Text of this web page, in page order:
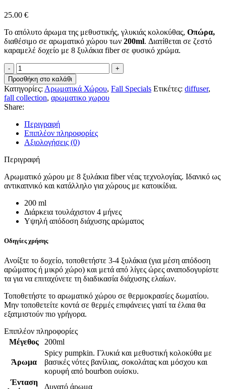
25.00 €
Το απόλυτο άρωμα της μεθυστικής, γλυκιάς κολοκύθας, Οπώρα,
διαθέσιμο σε αρωματικό χώρου των 200ml. Διατίθεται σε ζεστό
καραμελέ δοχείο με 8 ξυλάκια fiber σε φυσικό χρώμα.
Οπώρα
Αρωματικό
Χώρου
200ml
ποσότητα
Προσθήκη στο καλάθι
Κατηγορίες: Αρωματικά Χώρου, Fall Specials Ετικέτες: diffuser,
fall collection, αρωματικο χωρου
Share:
Περιγραφή
Επιπλέον πληροφορίες
Αξιολογήσεις (0)
Περιγραφή
Αρωματικό χώρου με 8 ξυλάκια fiber νέας τεχνολογίας. Ιδανικό ως
αντικαπνικό και κατάλληλο για χώρους με κατοικίδια.
200 ml
Διάρκεια τουλάχιστον 4 μήνες
Υψηλή απόδοση διάχυσης αρώματος
Οδηγίες χρήσης
Ανοίξτε το δοχείο, τοποθετήστε 3-4 ξυλάκια (για μέση απόδοση
αρώματος ή μικρό χώρο) και μετά από λίγες ώρες αναποδογυρίστε
τα για να επιταχύνετε τη διαδικασία διάχυσης ελαίων.
Τοποθετήστε το αρωματικό χώρου σε θερμοκρασίες δωματίου.
Μην τοποθετείτε κοντά σε θερμές επιφάνειες γιατί τα έλαια θα
εξατμιστούν πιο γρήγορα.
Επιπλέον πληροφορίες
Μέγεθος
200ml
Άρωμα
Spicy pumpkin. Γλυκιά και μεθυστική κολοκύθα με
βασικές νότες βανίλιας, σοκολάτας και μόσχου και
κορυφή από bourbon ουίσκυ.
Ένταση
Δυνατό άρωμα